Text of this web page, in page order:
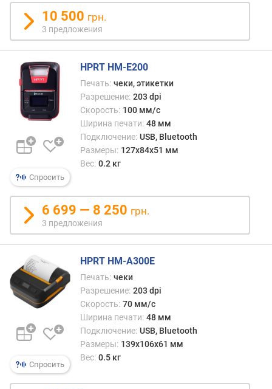
т
и
(
d
i
)
к
о
и
с
т
в
о
с
и
м
в
о
л
в
в
я
д
10 500 грн.
3 предложения
Спросить
HPRT HM-E200
Печать: чеки, этикетки
Разрешение: 203 dpi
Скорость: 100 мм/с
Ширина печати: 48 мм
Подключение: USB, Bluetooth
Размеры: 127x84x51 мм
Вес: 0.2 кг
6 699 — 8 250 грн.
3 предложения
Спросить
HPRT HM-A300E
Печать: чеки
Разрешение: 203 dpi
Скорость: 70 мм/с
Ширина печати: 48 мм
Подключение: USB, Bluetooth
Размеры: 139x106x61 мм
Вес: 0.5 кг